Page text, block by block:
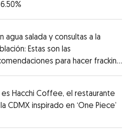
agua salada y consultas a la
Estas son las
para hacer fracking
es Hacchi Coffee, el restaurante
CDMX inspirado en ‘One Piece’